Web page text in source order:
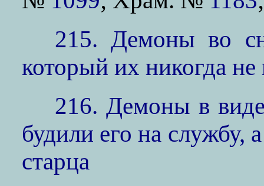
215. Демоны во
который их никогда не
216. Демоны в
будили его на службу,
старца